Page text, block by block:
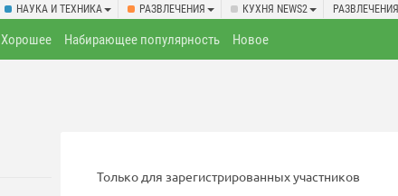
НАУКА И ТЕХНИКА РАЗВЛЕЧЕНИЯ КУХНЯ NEWS2 РАЗВЛЕЧЕНИЯ
Хорошее Набирающее популярность Новое
Только для зарегистрированных участников